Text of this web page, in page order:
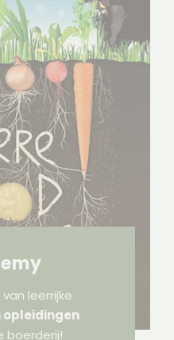
leerrijke
opleidingen
boerderij!